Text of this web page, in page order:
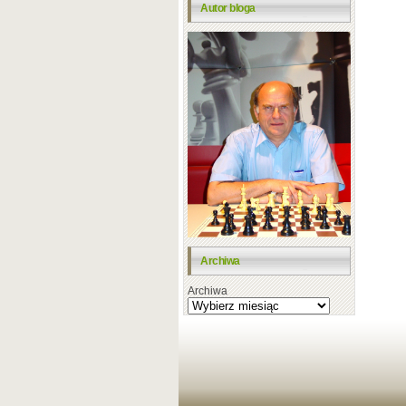
Autor bloga
Archiwa
Archiwa